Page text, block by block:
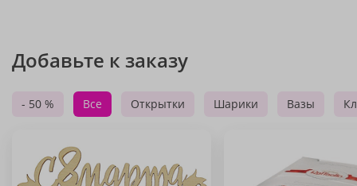
Добавьте к заказу
- 50 % Все Открытки Шарики Вазы